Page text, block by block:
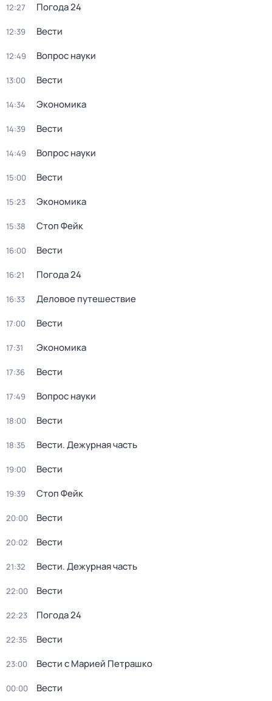
12:27 Погода 24
12:39 Вести
12:49 Вопрос науки
13:00 Вести
14:34 Экономика
14:39 Вести
14:49 Вопрос науки
15:00 Вести
15:23 Экономика
15:38 Стоп Фейк
16:00 Вести
16:21 Погода 24
16:33 Деловое путешествие
17:00 Вести
17:31 Экономика
17:36 Вести
17:49 Вопрос науки
18:00 Вести
18:35 Вести. Дежурная часть
19:00 Вести
19:39 Стоп Фейк
20:00 Вести
20:02 Вести
21:32 Вести. Дежурная часть
22:00 Вести
22:23 Погода 24
22:35 Вести
23:00 Вести с Марией Петрашко
00:00 Вести